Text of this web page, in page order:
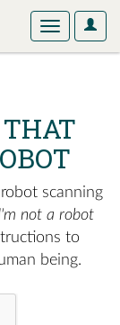
User
Toggle
scanning
not a robot
to
being.